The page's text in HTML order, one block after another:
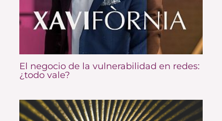
El negocio de la vulnerabilidad en redes:
¿todo vale?